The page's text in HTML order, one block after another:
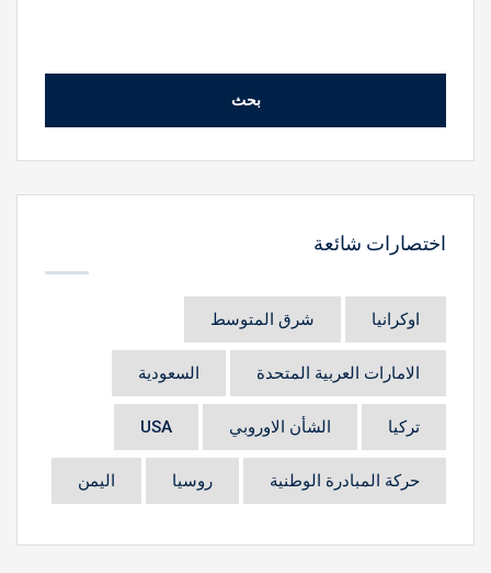
بحث
اختصارات شائعة
اوكرانيا شرق المتوسط
الامارات العربية المتحدة السعودية
تركيا الشأن الاوروبي USA
حركة المبادرة الوطنية روسيا اليمن